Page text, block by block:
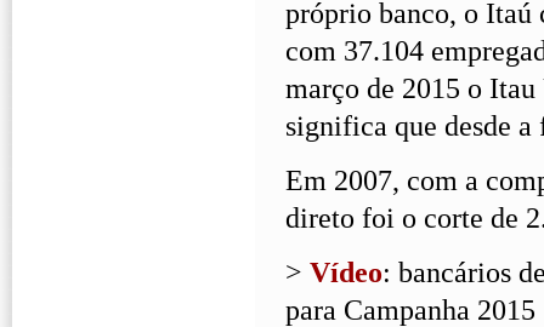
próprio banco, o Itaú
com 37.104
março de 2015 o
significa que desde a
Em 2007, com a
direto foi o corte de
> Vídeo: bancários
para Campanha 2015